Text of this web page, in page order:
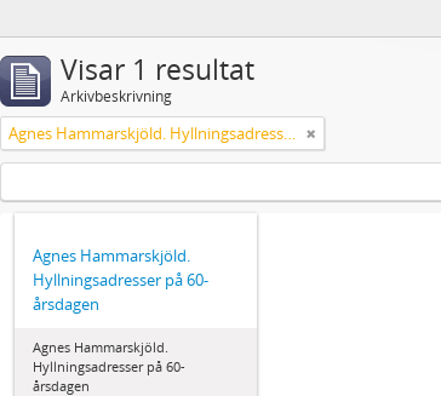
Visar 1 resultat
Arkivbeskrivning
Agnes Hammarskjöld. Hyllningsadresser på 60-årsdagen
Agnes Hammarskjöld.
Hyllningsadresser på 60-
årsdagen
Agnes Hammarskjöld.
Hyllningsadresser på 60-
årsdagen